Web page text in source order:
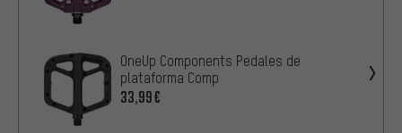
OneUp Components Pedales de
plataforma Comp
33,99€